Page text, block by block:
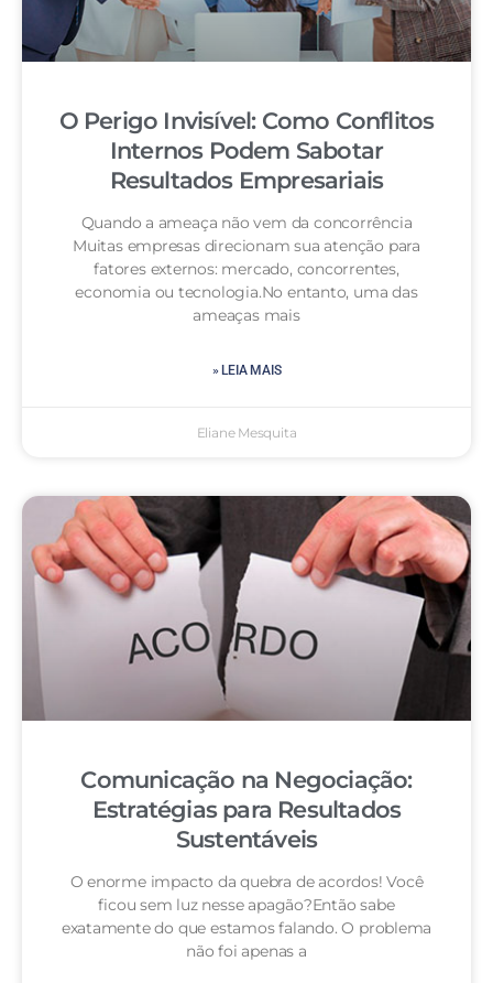
O Perigo Invisível: Como Conflitos
Internos Podem Sabotar
Resultados Empresariais
Quando a ameaça não vem da concorrência
Muitas empresas direcionam sua atenção para
fatores externos: mercado, concorrentes,
economia ou tecnologia.No entanto, uma das
ameaças mais
» LEIA MAIS
Eliane Mesquita
Comunicação na Negociação:
Estratégias para Resultados
Sustentáveis
O enorme impacto da quebra de acordos! Você
ficou sem luz nesse apagão?Então sabe
exatamente do que estamos falando. O problema
não foi apenas a